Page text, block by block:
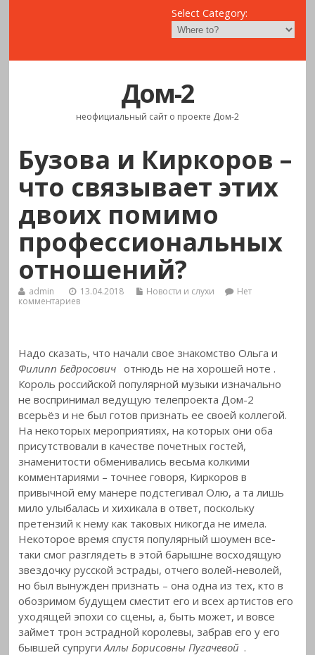
Select Category:
Дом-2
неофициальный сайт о проекте Дом-2
Бузова и Киркоров –
что связывает этих
двоих помимо
профессиональных
отношений?
admin 13.04.2018 Новости и слухи
Нет
комментариев
Надо сказать, что начали свое знакомство Ольга и
Филипп Бедросович отнюдь не на хорошей ноте .
Король российской популярной музыки изначально
не воспринимал ведущую телепроекта Дом-2
всерьёз и не был готов признать ее своей коллегой.
На некоторых мероприятиях, на которых они оба
присутствовали в качестве почетных гостей,
знаменитости обменивались весьма колкими
комментариями – точнее говоря, Киркоров в
привычной ему манере подстегивал Олю, а та лишь
мило улыбалась и хихикала в ответ, поскольку
претензий к нему как таковых никогда не имела.
Некоторое время спустя популярный шоумен все-
таки смог разглядеть в этой барышне восходящую
звездочку русской эстрады, отчего волей-неволей,
но был вынужден признать – она одна из тех, кто в
обозримом будущем сместит его и всех артистов его
уходящей эпохи со сцены, а, быть может, и вовсе
займет трон эстрадной королевы, забрав его у его
бывшей супругиАллы Борисовны Пугачевой .